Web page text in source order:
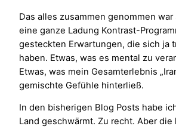
Das alles zusammen genommen
eine ganze Ladung Kontrast-
gesteckten Erwartungen, die sich ja
haben. Etwas, was es mental zu
Etwas, was mein Gesamterlebnis
gemischte Gefühle hinterließ.
In den bisherigen Blog Posts habe
Land geschwärmt. Zu recht. Aber die